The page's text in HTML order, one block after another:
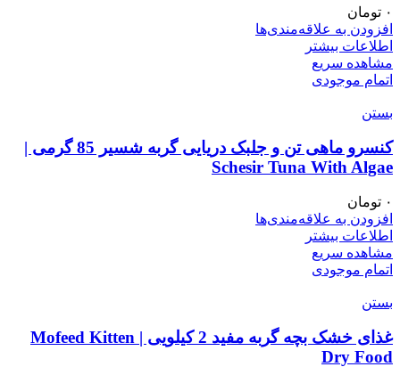
۰ تومان
افزودن به علاقه‌مندی‌ها
اطلاعات بیشتر
مشاهده سریع
اتمام موجودی
بستن
کنسرو ماهی تن و جلبک دریایی گربه شسیر 85 گرمی |
Schesir Tuna With Algae
۰ تومان
افزودن به علاقه‌مندی‌ها
اطلاعات بیشتر
مشاهده سریع
اتمام موجودی
بستن
غذای خشک بچه گربه مفید 2 کیلویی | Mofeed Kitten
Dry Food